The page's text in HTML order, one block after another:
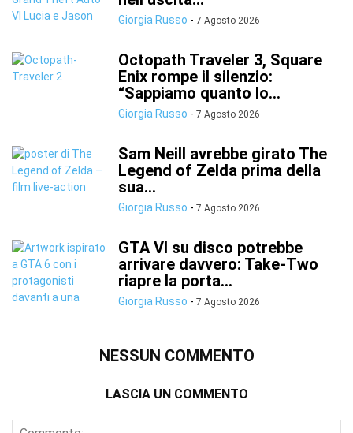
Giorgia Russo - 7 Agosto 2026
Octopath Traveler 3, Square
Enix rompe il silenzio:
“Sappiamo quanto lo...
Giorgia Russo - 7 Agosto 2026
Sam Neill avrebbe girato The
Legend of Zelda prima della
sua...
Giorgia Russo - 7 Agosto 2026
GTA VI su disco potrebbe
arrivare davvero: Take-Two
riapre la porta...
Giorgia Russo - 7 Agosto 2026
NESSUN COMMENTO
LASCIA UN COMMENTO